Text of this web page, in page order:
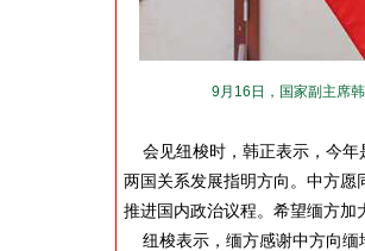
9月16日，国家副主席
会见纽梭时，韩正表示，今年
两国关系发展指明方向。中方
推进国内政治议程。希望缅方加
纽梭表示，缅方感谢中方向缅